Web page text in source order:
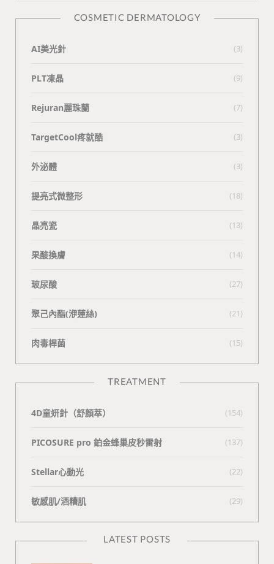
COSMETIC DERMATOLOGY
AI美光針 (3)
PLT凍晶 (9)
Rejuran麗珠蘭 (7)
TargetCool疼就酷 (3)
外泌體 (3)
提亮式微整形 (18)
晶亮瓷 (13)
果酸換膚 (14)
玻尿酸 (27)
聚己內酯(洢蓮絲) (21)
肉毒桿菌 (15)
TREATMENT
4D童妍針（舒顏萃） (154)
PICOSURE pro 鉑金蜂巢皮秒雷射 (137)
Stellar心動光 (22)
敏感肌/酒糟肌 (29)
LATEST POSTS